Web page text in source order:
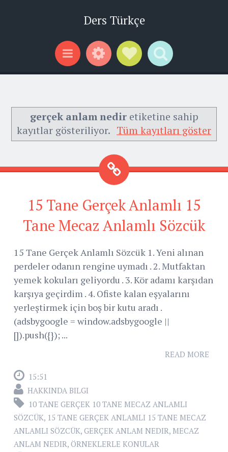
Ders Türkçe
Menu WidgetsSocial Links
Search
gerçek anlam nediretiketine sahip
kayıtlar gösteriliyor. Tüm kayıtları göster
15 Tane Gerçek Anlamlı 15
Tane Mecaz Anlamlı Sözcük
15 Tane Gerçek Anlamlı Sözcük 1. Yeni alınan
perdeler odanın rengine uymadı . 2. Mutfaktan
yemek kokuları geliyordu . 3. Kör adamı karşıdan
karşıya geçirdim . 4. Ofiste kalan eşyalarını
yerleştirmek için boş bir kutu aradı .
(adsbygoogle = window.adsbygoogle ||
[]).push({}); ...
READ MORE
15:51
HAKKINDA BILGI
10 TANE GERÇEK 10 TANE MECAZ ANLAMLI
SÖZCÜK, 15 TANE GERÇEK ANLAMLI 15 TANE MECAZ
ANLAMLI SÖZCÜK, GERÇEK ANLAM NEDIR, MECAZ
ANLAM NEDIR, ÖRNEKLERLE KONULAR